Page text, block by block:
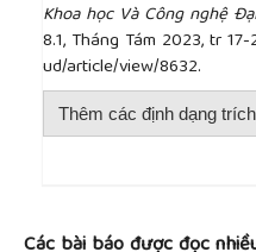
performance”,The
48, no. 1, pp. 102-
[13]M. Matsumura,
“Firm-value effects
carbon disclosures”,
quality and firm
Khoa học Và Công nghệ
8.1, Tháng Tám 2023, tr
ud/article/view/8632.
Thêm các định dạng